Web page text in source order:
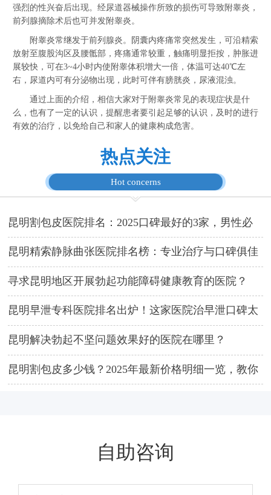
强烈的性兴奋后出现。经尿道器械操作所致的损伤可导致附睾炎，
前列腺摘除术后也可并发附睾炎。
附睾炎常继发于前列腺炎。阴囊内疼痛常突然发生，可沿精索
放射至腹股沟区及腰骶部，疼痛通常较重，触痛明显拒按，肿胀进
展较快，可在3~4小时内使附睾体积增大一倍，体温可达40℃左
右，尿道内可有分泌物出现，此时可伴有膀胱炎，尿液混浊。
通过上面的介绍，相信大家对于附睾炎常见的表现症状是什
么，也有了一定的认识，提醒患者要引起足够的认识，及时的进行
有效的治疗，以免给自己和家人的健康构成危害。
热点关注
Hot concerns
昆明割包皮医院排名：2025口碑最好的3家，男性必
看！
昆明精索静脉曲张医院排名榜：专业治疗与口碑俱佳
的三甲医院推荐
寻求昆明地区开展勃起功能障碍健康教育的医院？
昆明早泄专科医院排名出炉！这家医院治早泄口碑太
好，很多男人偷偷去
昆明解决勃起不坚问题效果好的医院在哪里？
昆明割包皮多少钱？2025年最新价格明细一览，教你
自助咨询